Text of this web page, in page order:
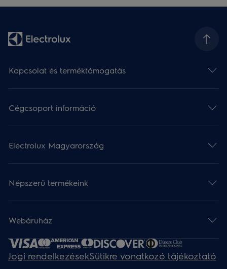
Kapcsolat és terméktámogatás
Cégcsoport információ
Electrolux Magyarország
Népszerű termékeink
Webáruház​
Jogi rendelkezésekSütikre vonatkozó tájékoztató